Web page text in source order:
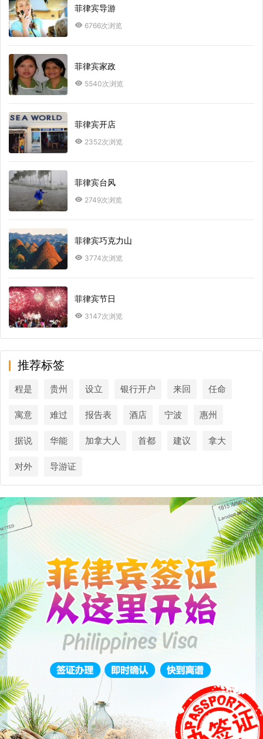
菲律宾导游
6766次浏览
菲律宾家政
5540次浏览
菲律宾开店
2352次浏览
菲律宾台风
2749次浏览
菲律宾巧克力山
3774次浏览
菲律宾节日
3147次浏览
推荐标签
程是 贵州 设立 银行开户 来回 任命
寓意 难过 报告表 酒店 宁波 惠州
据说 华能 加拿大人 首都 建议 拿大
对外 导游证